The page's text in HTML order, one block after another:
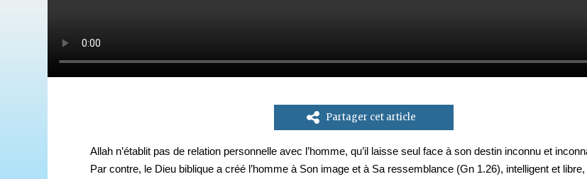
Partager cet article
Allah n’établit pas de relation personnelle avec l’homme, qu’il laisse seul face à son destin inconnu et
Par contre, le Dieu biblique a créé l’homme à Son image et à Sa ressemblance (Gn 1.26), intelligent et